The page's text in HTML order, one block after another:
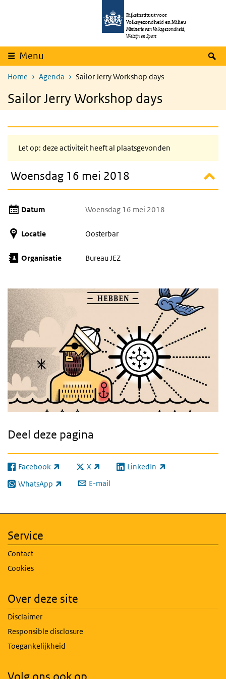
Overslaan en naar de inhoud gaan
Rijksinstituut voor
Volksgezondheid en Milieu
Ministerie van Volksgezondheid,
Welzijn en Sport
Menu
Home Agenda Sailor Jerry Workshop days
Sailor Jerry Workshop days
Let op: deze activiteit heeft al plaatsgevonden
Woensdag 16 mei 2018
Datum Woensdag 16 mei 2018
Locatie Oosterbar
Organisatie Bureau JEZ
Deel deze pagina
Facebook
(externe link) X
(externe link) LinkedIn
(externe link)
WhatsApp
(externe link) E-mail
Service
Contact
Cookies
Over deze site
Disclaimer
Responsible disclosure
Toegankelijkheid